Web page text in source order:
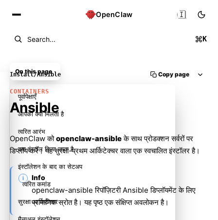
OpenClaw
Search... K
🇮🇳
Install/Ansible Copy page
CONTAINERS
Ansible
OpenClaw कोopenclaw-ansibleके साथ प्रोडक्शन सर्वरों पर
डिप्लॉय करें। यह सुरक्षा-प्रथम आर्किटेक्चर वाला एक स्वचालित इंस्टॉलर है।
Info
openclaw-ansible रिपॉज़िटरी Ansible डिप्लॉयमेंट के लिए
प्रामाणिक स्रोत है। यह पृष्ठ एक संक्षिप्त अवलोकन है।
On this page
पूर्वापेक्षाएँ
आपको क्या मिलता है
त्वरित आरंभ
क्या इंस्टॉल किया जाता है
इंस्टॉलेशन के बाद का सेटअप
त्वरित कमांड
सुरक्षा आर्किटेक्चर